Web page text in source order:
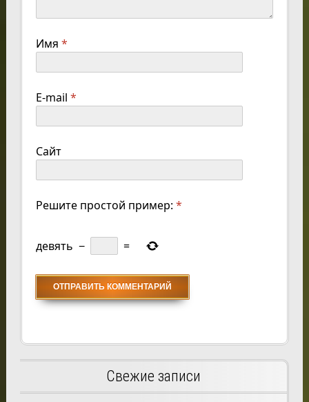
Имя *
E-mail *
Сайт
Решите простой пример: *
девять − =
Свежие записи